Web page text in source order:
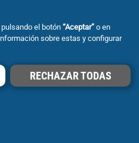
el botón “Aceptar” o en
sobre estas y configurar
RECHAZAR TODAS